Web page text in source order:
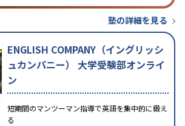
塾の詳細を見る
ENGLISH COMPANY（イングリッシ
ュカンパニー） 大学受験部オンライ
ン
短期間のマンツーマン指導で英語を集中的に鍛え
る